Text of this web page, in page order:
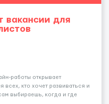
вакансии для
работы открывает
кто хочет развиваться и
выбираешь, когда и где